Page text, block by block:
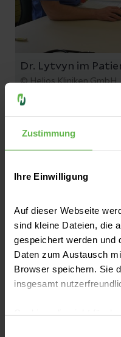
Zustimmung
Ihre Einwilligung
Auf dieser Webseite
sind kleine Dateien, die
gespeichert werden und
Daten zum Austausch
Browser speichern. Sie
insgesamt
Dr. Lytvyn im
© Helios Kliniken GmbH
Befinden Sie
die
der richtige
sein. In der
arbeite ich
meinem
für Patienten
ganzheitliche